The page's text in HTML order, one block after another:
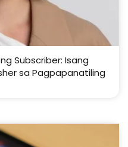
Subscriber: Isang
sa Pagpapanatiling